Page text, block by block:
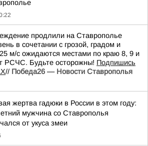
продлили на Ставрополье
в сочетании с грозой, градом и
м/с ожидаются местами по краю 8, 9 и
РСЧС. Будьте осторожны! Подпишись
// Победа26 — Новости Ставрополья
жертва гадюки в России в этом году:
мужчина со Ставрополья
от укуса змеи